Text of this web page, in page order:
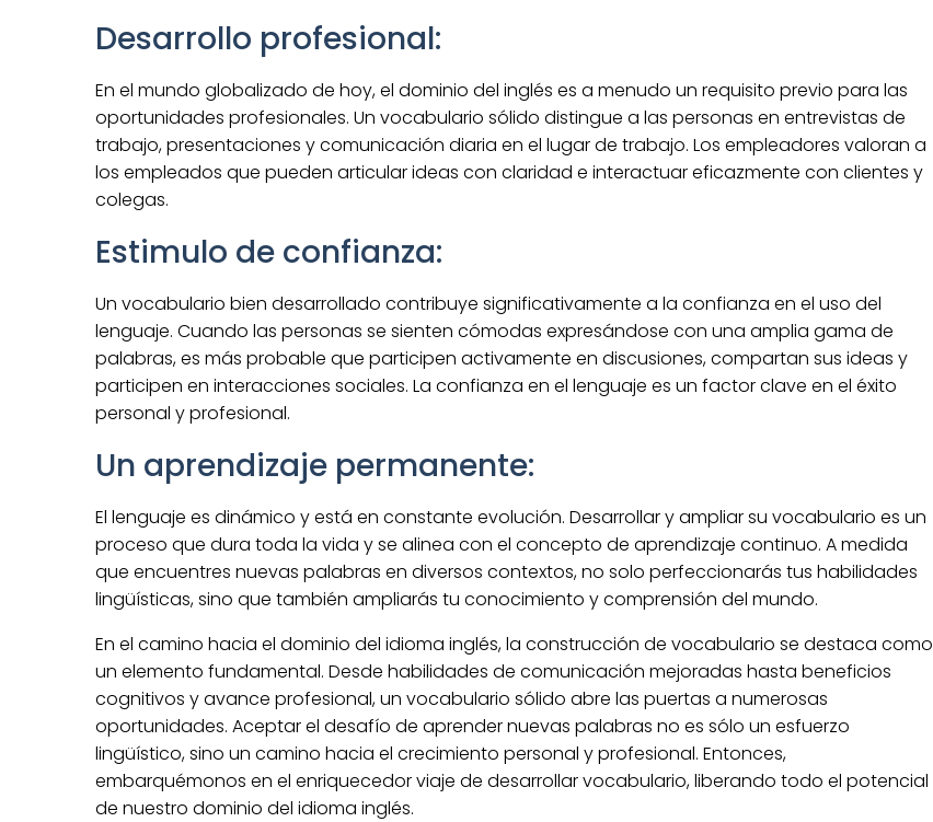
Desarrollo profesional:
En el mundo globalizado de hoy, el dominio del inglés es a menudo un requisito previo para las
oportunidades profesionales. Un vocabulario sólido distingue a las personas en entrevistas de
trabajo, presentaciones y comunicación diaria en el lugar de trabajo. Los empleadores valoran a
los empleados que pueden articular ideas con claridad e interactuar eficazmente con clientes y
colegas.
Estimulo de confianza:
Un vocabulario bien desarrollado contribuye significativamente a la confianza en el uso del
lenguaje. Cuando las personas se sienten cómodas expresándose con una amplia gama de
palabras, es más probable que participen activamente en discusiones, compartan sus ideas y
participen en interacciones sociales. La confianza en el lenguaje es un factor clave en el éxito
personal y profesional.
Un aprendizaje permanente:
El lenguaje es dinámico y está en constante evolución. Desarrollar y ampliar su vocabulario es un
proceso que dura toda la vida y se alinea con el concepto de aprendizaje continuo. A medida
que encuentres nuevas palabras en diversos contextos, no solo perfeccionarás tus habilidades
lingüísticas, sino que también ampliarás tu conocimiento y comprensión del mundo.
En el camino hacia el dominio del idioma inglés, la construcción de vocabulario se destaca como
un elemento fundamental. Desde habilidades de comunicación mejoradas hasta beneficios
cognitivos y avance profesional, un vocabulario sólido abre las puertas a numerosas
oportunidades. Aceptar el desafío de aprender nuevas palabras no es sólo un esfuerzo
lingüístico, sino un camino hacia el crecimiento personal y profesional. Entonces,
embarquémonos en el enriquecedor viaje de desarrollar vocabulario, liberando todo el potencial
de nuestro dominio del idioma inglés.